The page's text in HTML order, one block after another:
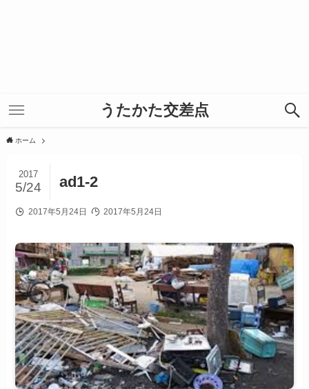
うたかた交差点
ホーム
ad1-2
2017
5/24
2017年5月24日 2017年5月24日